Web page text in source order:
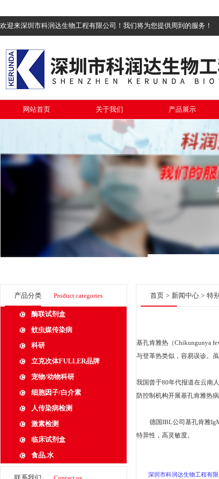
欢迎来深圳市科润达生物工程有限公司！我们将为您提供周到的服务！
网站首页 关于我们 产品展示
产品分类 Product categories
酶联试剂盒
蚊虫媒传染病
科研
立克次体FULLER品牌
宠物/动物科研
细胞因子/白介素
人传染病检测
激素检测
临床试剂盒
食品,水
首页 > 新闻中心 > 特
基孔肯雅热（Chikungunya
与登革热类似，容易误诊。
我国曾于80年代报道在云南
防控制机构开展基孔肯雅热
德国IBL公司 基孔肯雅
特异性，高灵敏度。
深圳市科润达生物工程有